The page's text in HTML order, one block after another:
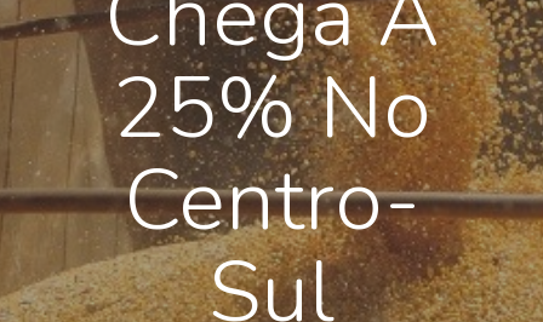
25% No
Centro-
Sul